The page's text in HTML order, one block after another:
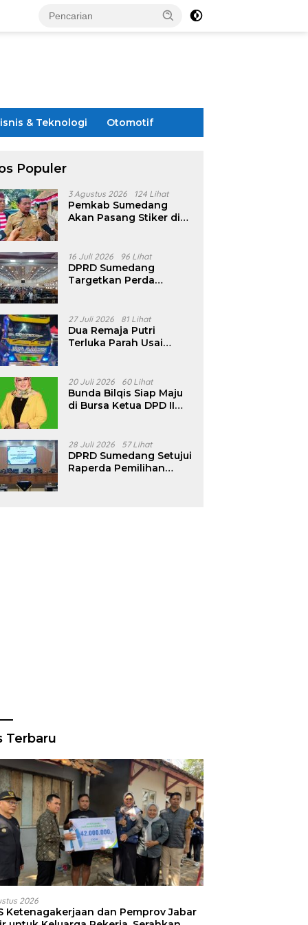
& Teknologi Otomotif
Populer
3 Agustus 2026 124 Lihat
Pemkab Sumedang
Akan Pasang Stiker di
16 Juli 2026 96 Lihat
DPRD Sumedang
Targetkan Perda
Pencalonan Diperjelas
27 Juli 2026 81 Lihat
Dua Remaja Putri
Terluka Parah Usai
Tanjungsari Sumedang
20 Juli 2026 60 Lihat
Bunda Bilqis Siap Maju
di Bursa Ketua DPD II
28 Juli 2026 57 Lihat
DPRD Sumedang Setujui
Raperda Pemilihan
Terbaru
2026
Ketenagakerjaan dan Pemprov Jabar